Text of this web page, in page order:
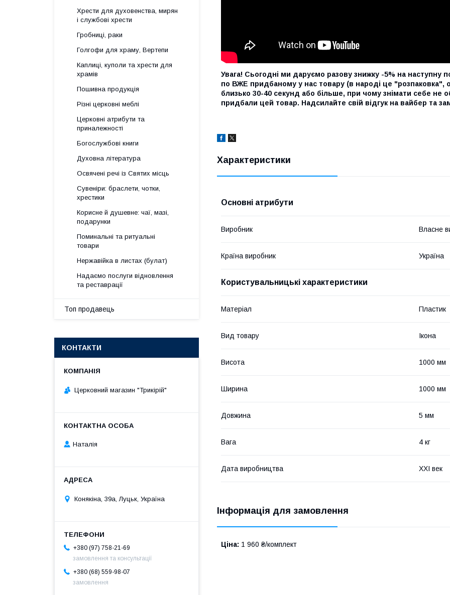
Увага! Сьогодні ми даруємо разову знижку -5% на наступну
по ВЖЕ придбаному у нас товару (в народі це
близько 30-40 секунд або більше, при чому знімати себе не
придбали цей товар. Надсилайте свій відгук на вайбер та
Характеристики
Основні атрибути
Виробник Власне
Країна виробник Україна
Користувальницькі характеристики
Матеріал Пластик
Вид товару Ікона
Висота 1000 мм
Ширина 1000 мм
Довжина 5 мм
Вага 4 кг
Дата виробництва XXI век
Інформація для замовлення
Ціна: 1 960 ₴/комплект
Хрести для духовенства, мирян
і службові хрести
Гробниці, раки
Голгофи для храму, Вертепи
Каплиці, куполи та хрести для
храмів
Пошивна продукція
Різні церковні меблі
Церковні атрибути та
приналежності
Богослужбові книги
Духовна література
Освячені речі із Святих місць
Сувеніри: браслети, чотки,
хрестики
Корисне й душевне: чаї, мазі,
подарунки
Поминальні та ритуальні
товари
Нержавійка в листах (булат)
Надаємо послуги відновлення
та реставрації
Топ продавець
КОНТАКТИ
Церковний магазин "Трикірій"
Наталія
Конякіна, 39а, Луцьк, Україна
+380 (97) 758-21-69
замовлення та консультації
+380 (68) 559-98-07
замовлення